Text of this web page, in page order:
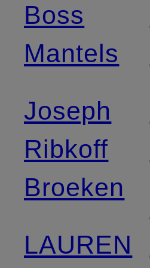
Boss
Mantels
Joseph
Ribkoff
Broeken
LAUREN